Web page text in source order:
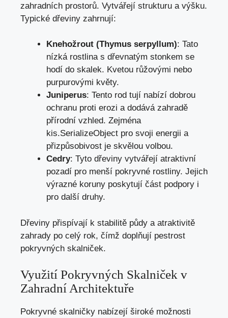
zahradních prostorů. Vytvářejí strukturu a výšku.
Typické dřeviny zahrnují:
Knehožrout (Thymus serpyllum): Tato
nízká rostlina s dřevnatým stonkem se
hodí do skalek. Kvetou růžovými nebo
purpurovými květy.
Juniperus: Tento rod tují nabízí dobrou
ochranu proti erozi a dodává zahradě
přírodní vzhled. Zejména
kis.SerializeObject pro svoji energii a
přizpůsobivost je skvělou volbou.
Cedry: Tyto dřeviny vytvářejí atraktivní
pozadí pro menší pokryvné rostliny. Jejich
výrazné koruny poskytují část podpory i
pro další druhy.
Dřeviny přispívají k stabilitě půdy a atraktivitě
zahrady po celý rok, čímž doplňují pestrost
pokryvných skalniček.
Využití Pokryvných Skalniček v
Zahradní Architektuře
Pokryvné skalničky nabízejí široké možnosti